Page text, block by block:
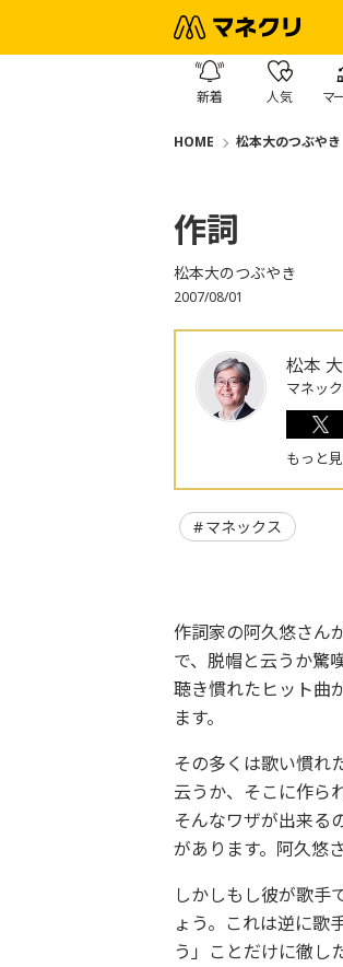
新着 人気 マ
HOME 松本大のつぶやき
作詞
松本大のつぶやき
2007/08/01
松本 大
マネッ
もっと
マネックス
作詞家の阿久悠さん
で、脱帽と云うか驚
聴き慣れたヒット曲
ます。
その多くは歌い慣れ
云うか、そこに作ら
そんなワザが出来る
があります。阿久悠
しかしもし彼が歌手
ょう。これは逆に歌
う」ことだけに徹し